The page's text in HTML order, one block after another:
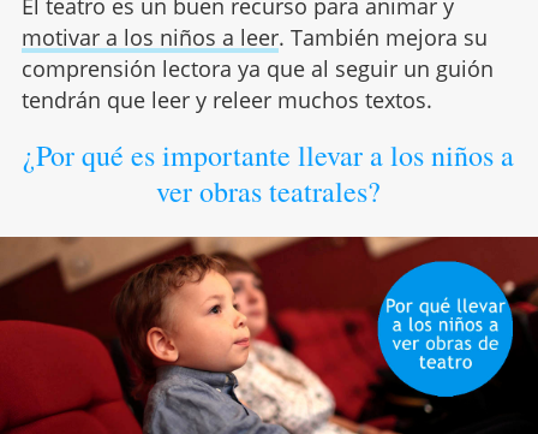
El teatro es un buen recurso para animar y
motivar a los niños a leer. También mejora su
comprensión lectora ya que al seguir un guión
tendrán que leer y releer muchos textos.
¿Por qué es importante llevar a los niños a
ver obras teatrales?